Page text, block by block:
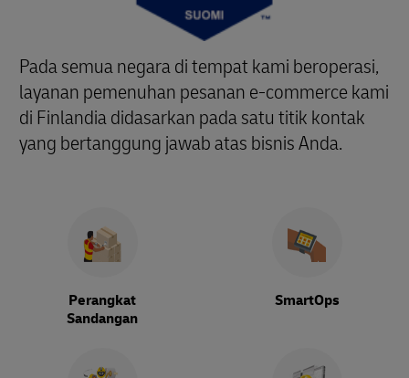
Pada semua negara di tempat kami beroperasi,
layanan pemenuhan pesanan e-commerce kami
di Finlandia didasarkan pada satu titik kontak
yang bertanggung jawab atas bisnis Anda.
Perangkat
Sandangan
SmartOps